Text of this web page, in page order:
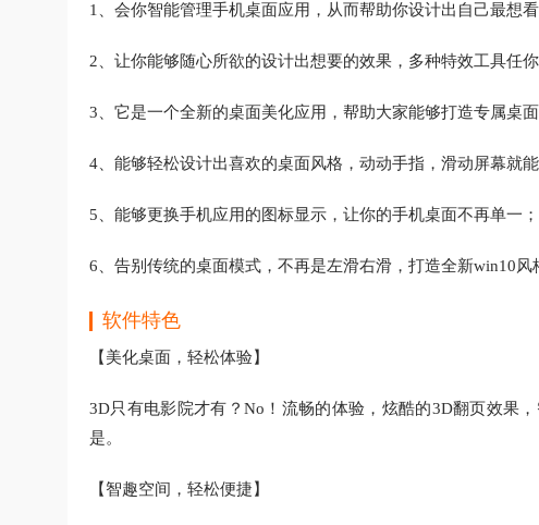
1、会你智能管理手机桌面应用，从而帮助你设计出自己最想看
2、让你能够随心所欲的设计出想要的效果，多种特效工具任你
3、它是一个全新的桌面美化应用，帮助大家能够打造专属桌面
4、能够轻松设计出喜欢的桌面风格，动动手指，滑动屏幕就
5、能够更换手机应用的图标显示，让你的手机桌面不再单一；
6、告别传统的桌面模式，不再是左滑右滑，打造全新win10风
软件特色
【美化桌面，轻松体验】
3D只有电影院才有？No！流畅的体验，炫酷的3D翻页效果
是。
【智趣空间，轻松便捷】